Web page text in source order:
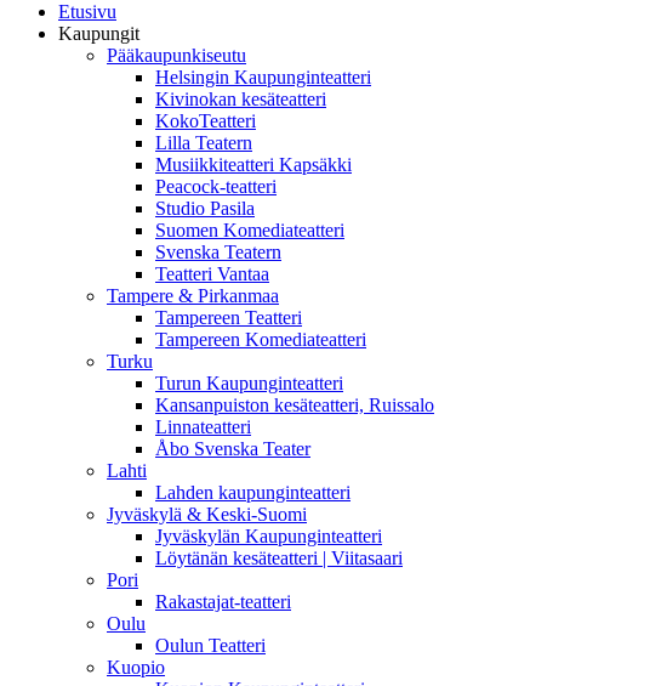
Etusivu
Kaupungit
Pääkaupunkiseutu
Helsingin Kaupunginteatteri
Kivinokan kesäteatteri
KokoTeatteri
Lilla Teatern
Musiikkiteatteri Kapsäkki
Peacock-teatteri
Studio Pasila
Suomen Komediateatteri
Svenska Teatern
Teatteri Vantaa
Tampere & Pirkanmaa
Tampereen Teatteri
Tampereen Komediateatteri
Turku
Turun Kaupunginteatteri
Kansanpuiston kesäteatteri, Ruissalo
Linnateatteri
Åbo Svenska Teater
Lahti
Lahden kaupunginteatteri
Jyväskylä & Keski-Suomi
Jyväskylän Kaupunginteatteri
Löytänän kesäteatteri | Viitasaari
Pori
Rakastajat-teatteri
Oulu
Oulun Teatteri
Kuopio